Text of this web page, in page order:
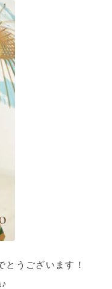
とうございます！